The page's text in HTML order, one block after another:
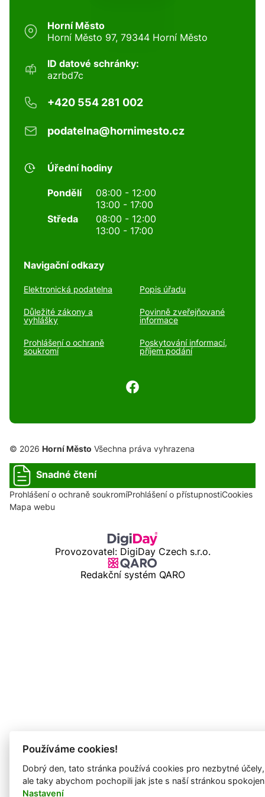
Horní Město
Horní Město 97, 79344 Horní Město
ID datové schránky:
azrbd7c
+420 554 281 002
podatelna@hornimesto.cz
Úřední hodiny
Pondělí
08:00 - 12:00
13:00 - 17:00
Středa
08:00 - 12:00
13:00 - 17:00
Navigační odkazy
Elektronická podatelna Popis úřadu
Důležité zákony a
vyhlášky
Povinně zveřejňované
informace
Prohlášení o ochraně
soukromí
Poskytování informací,
příjem podání
© 2026 Horní Město Všechna práva vyhrazena
Snadné čtení
Prohlášení o ochraně soukromíProhlášení o přístupnostiCookies
Mapa webu
Provozovatel: DigiDay Czech s.r.o.
Redakční systém QARO
Používáme cookies!
Dobrý den, tato stránka používá cookies pro nezbytné účely,
ale taky abychom pochopili jak jste s naší stránkou
Nastavení